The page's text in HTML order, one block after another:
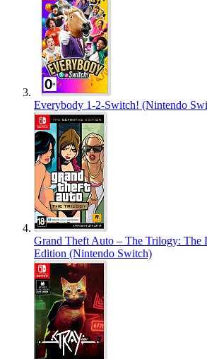
Everybody 1-2-Switch! (Nintendo
Grand Theft Auto – The Trilogy: The
Edition (Nintendo Switch)